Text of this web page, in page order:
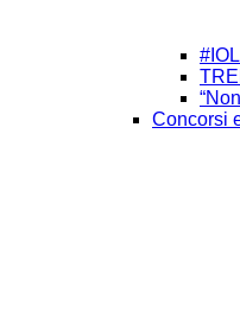
Concorsi